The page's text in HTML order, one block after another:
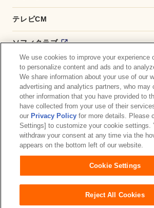
テレビCM
ソフィクラブ
かんたん応募サービス
ダイレクトショップ
商品取扱い店舗検索
お問い合わせ サイトマップ ウェブ
プライバシーポリシー 障がいの
We use cookies to improve your experience
to personalize content and ads and to
We share information about your use of our
advertising and analytics partners, who may
other information that you have provided to
have collected from your use of their
our Privacy Policy for more details. Please
Settings] to customize your cookie settings.
withdraw your consent at any time via the
appears on the bottom left of our website.
Cookie Settings
Reject All Cookies